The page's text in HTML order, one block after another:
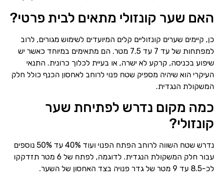
האם שער קונזולי מתאים לבית פרטי?
כן, קיימים שערים קונזוליים קלים המיועדים לשימוש מגורים, לרוב
למפתחות של עד 7 עד 7.5 מטר. הם מתאימים במיוחד כאשר יש
שיפוע בכניסה, קרקע לא ישרה, או בעיית לכלוך כרונית. התנאי
העיקרי הוא שיהיה מספיק שטח פנוי לרוחב לאחסון הכנף כולל חלק
המשקולת הנגדית.
כמה מקום נדרש לפתיחת שער
קונזולי?
נדרש שטח השווה לרוחב הפתח הפנוי ועוד 40% עד 50% נוספים
עבור חלק המשקולת הנגדית. לדוגמה, לפתח של 6 מטר תזדקקו
לכ-8.5 עד 9 מטר של גדר פנויה בצד האחסון של השער.